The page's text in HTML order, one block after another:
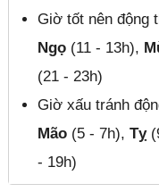
Giờ tốt nên động
Ngọ (11 - 13h),
(21 - 23h)
Giờ xấu tránh
Mão (5 - 7h),Tỵ
- 19h)